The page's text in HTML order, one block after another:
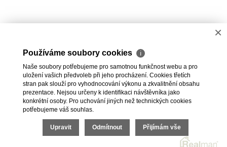
×
Používáme soubory cookies ℹ
Naše soubory potřebujeme pro samotnou funkčnost webu a pro
uložení vašich předvoleb při jeho procházení. Cookies třetích
stran pak slouží pro vyhodnocování výkonu a zkvalitnění obsahu
prezentace. Nejsou určeny k identifikaci návštěvníka jako
konkrétní osoby. Pro uchování jiných než technických cookies
potřebujeme váš souhlas.
Upravit Odmítnout Přijímám vše